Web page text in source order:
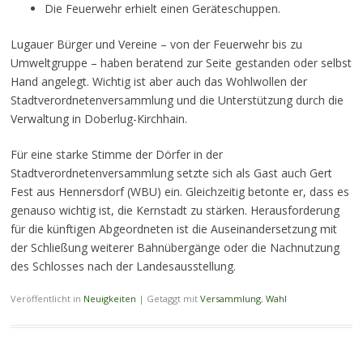
Die Feuerwehr erhielt einen Geräteschuppen.
Lugauer Bürger und Vereine – von der Feuerwehr bis zu
Umweltgruppe – haben beratend zur Seite gestanden oder selbst
Hand angelegt. Wichtig ist aber auch das Wohlwollen der
Stadtverordnetenversammlung und die Unterstützung durch die
Verwaltung in Doberlug-Kirchhain.
Für eine starke Stimme der Dörfer in der
Stadtverordnetenversammlung setzte sich als Gast auch Gert
Fest aus Hennersdorf (WBU) ein. Gleichzeitig betonte er, dass es
genauso wichtig ist, die Kernstadt zu stärken. Herausforderung
für die künftigen Abgeordneten ist die Auseinandersetzung mit
der Schließung weiterer Bahnübergänge oder die Nachnutzung
des Schlosses nach der Landesausstellung.
Veröffentlicht in Neuigkeiten | Getaggt mit Versammlung, Wahl